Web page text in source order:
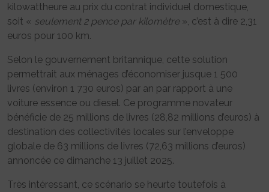
kilowattheure au prix du contrat individuel domestique,
soit « seulement 2 pence par kilomètre», c’est à dire 2,31
euros pour 100 km.
Selon le gouvernement britannique, cette solution
permettrait aux ménages d’économiser jusque 1 500
livres (environ 1 730 euros) par an par rapport à une
voiture essence ou diesel. Ce programme novateur
bénéficie de 25 millions de livres (28,82 millions d’euros) à
destination des collectivités locales sur l’enveloppe
globale de 63 millions de livres (72,63 millions d’euros)
annoncée ce dimanche 13 juillet 2025.
Très intéressant, ce scénario se heurte toutefois à